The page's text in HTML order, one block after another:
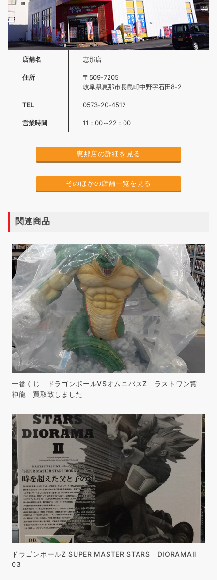
店舗名 恵那店
住所
〒509-7205
岐阜県恵那市長島町中野字石田8-2
TEL 0573-20-4512
営業時間 11：00～22：00
恵那店の詳細を見る
そのほかの店舗一覧を見る
関連商品
一番くじ ドラゴンボールVSオムニバスZ ラストワン賞
神龍 買取致しました
ドラゴンボールZ SUPER MASTER STARS DIORAMAⅡ
03